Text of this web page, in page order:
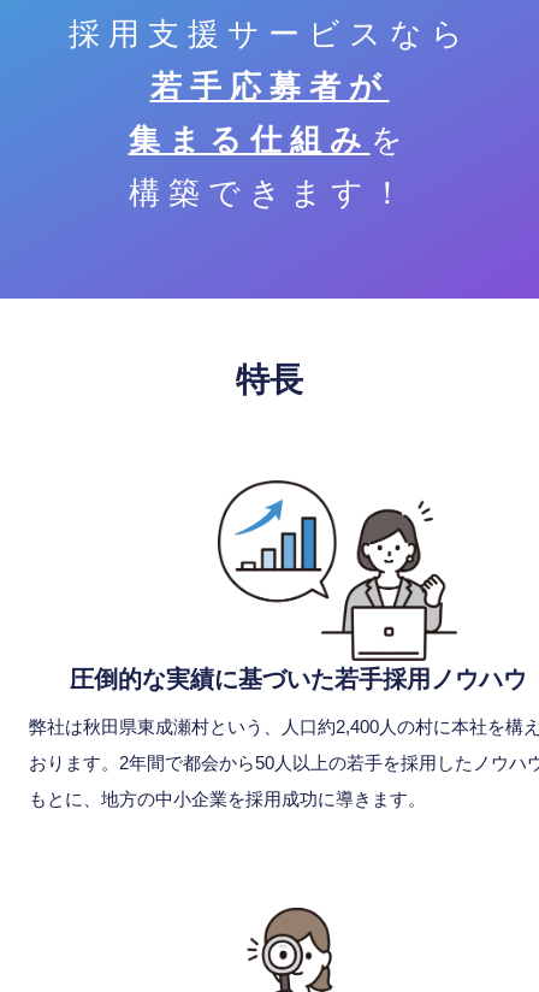
採用支援サービスなら
若手応募者が
集まる仕組み を
構築できます！
特長
圧倒的な実績に基づいた若手採用ノウハウ
弊社は秋田県東成瀬村という、人口約2,400人の村に本社を構
おります。2年間で都会から50人以上の若手を採用したノウハ
もとに、地方の中小企業を採用成功に導きます。